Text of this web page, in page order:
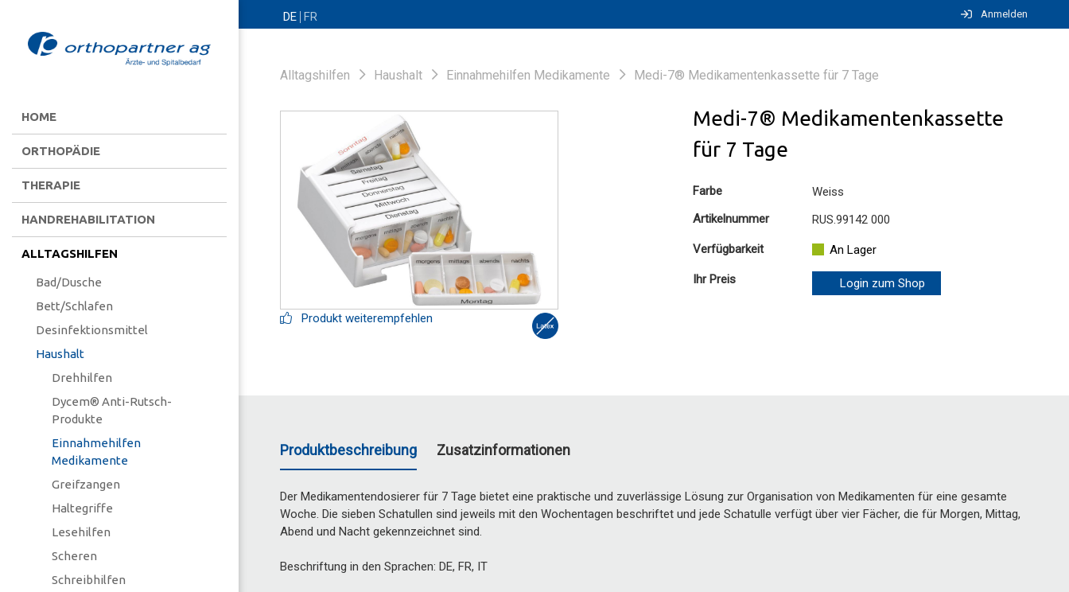
DE FR Anmelden
HOME
ORTHOPÄDIE
THERAPIE
HANDREHABILITATION
ALLTAGSHILFEN
Bad/Dusche
Bett/Schlafen
Desinfektionsmittel
Haushalt
Drehhilfen
Dycem® Anti-Rutsch-
Produkte
Einnahmehilfen
Medikamente
Greifzangen
Haltegriffe
Lesehilfen
Scheren
Schreibhilfen
Alltagshilfen Haushalt Einnahmehilfen Medikamente Medi-7® Medikamentenkassette für 7 Tage
Produkt weiterempfehlen
Medi-7® Medikamentenkassette
für 7 Tage
Farbe
Weiss
Artikelnummer
RUS.99142 000
Verfügbarkeit An Lager
Ihr Preis Login zum Shop
Produktbeschreibung Zusatzinformationen
Der Medikamentendosierer für 7 Tage bietet eine praktische und zuverlässige Lösung zur Organisation von Medikamenten für eine gesamte
Woche. Die sieben Schatullen sind jeweils mit den Wochentagen beschriftet und jede Schatulle verfügt über vier Fächer, die für Morgen, Mittag,
Abend und Nacht gekennzeichnet sind.
Beschriftung in den Sprachen: DE, FR, IT